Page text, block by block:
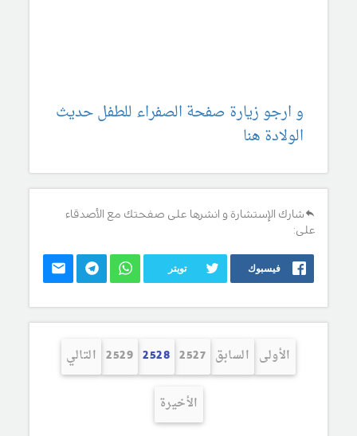
و ارجو زيارة صفحة الصفراء للطفل حديث
الولادة هنا
شارك الإستشارة و انشرها على صفحتك مع الأصدقاء
على:
فيسبوك تويتر
الأولى السابق 2527
2528
2529 التالي
الأخيرة